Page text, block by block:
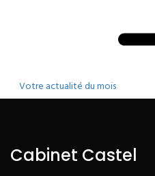
Votre actualité du mois
Cabinet Castel